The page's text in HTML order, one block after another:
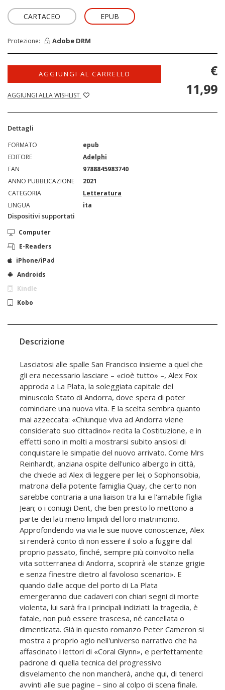
CARTACEO EPUB
Protezione: Adobe DRM
AGGIUNGI AL CARRELLO
AGGIUNGI ALLA WISHLIST
€
11,99
Dettagli
FORMATO
epub
EDITORE
Adelphi
EAN
9788845983740
ANNO PUBBLICAZIONE
2021
CATEGORIA
Letteratura
LINGUA
ita
Dispositivi supportati
Computer
E-Readers
iPhone/iPad
Androids
Kindle
Kobo
Descrizione
Lasciatosi alle spalle San Francisco insieme a quel che
gli era necessario lasciare – «cioè tutto» –, Alex Fox
approda a La Plata, la soleggiata capitale del
minuscolo Sta­to di Andorra, dove spera di poter
cominciare una nuova vita. E la scelta sembra quanto
mai azzeccata: «Chiunque viva ad Andorra viene
considerato suo cittadino» recita la Costituzione, e in
effetti sono in molti a mostrarsi subito ansiosi di
conquistare le simpatie del nuovo arrivato. Come Mrs
Reinhardt, anziana ospite del­l'unico albergo in città,
che chiede ad Alex di leggere per lei; o Sophonsobia,
matrona della potente famiglia Quay, che certo non
sarebbe contraria a una liaison tra lui e l'amabile figlia
Jean; o i coniugi Dent, che ben presto lo mettono a
parte dei lati meno limpidi del loro matrimonio.
Approfondendo via via le sue nuove conoscenze, Alex
si renderà conto di non essere il solo a fuggire dal
proprio passato, finché, sempre più coinvolto nella
vita sotterranea di Andorra, scoprirà «le stanze grigie
e senza finestre dietro al favoloso scenario». E
quando dalle acque del porto di La Plata
emergeranno due cadaveri con chiari segni di morte
violenta, lui sarà fra i principali indiziati: la tragedia, è
fatale, non può essere trascesa, né cancellata o
dimenticata. Già in questo romanzo Peter Cameron si
mostra a proprio agio nell'universo narrativo che ha
affascinato i lettori di «Coral Glynn», e perfettamente
padrone di quella tecnica del progressivo
disvelamento che non mancherà, anche qui, di tenerci
avvinti alle sue pagine – sino al colpo di scena finale.